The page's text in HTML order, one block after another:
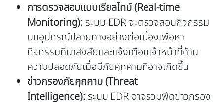
การตรวจสอบแบบเรียลไทม์ (Real-time
Monitoring): ระบบ EDR จะตรวจสอบกิจกรรม
บนอุปกรณ์ปลายทางอย่างต่อเนื่องเพื่อหา
กิจกรรมที่น่าสงสัยและแจ้งเตือนเจ้าหน้าที่ด้าน
ความปลอดภัยเมื่อมีภัยคุกคามที่อาจเกิดขึ้น
ข่าวกรองภัยคุกคาม (Threat
Intelligence): ระบบ EDR อาจรวมฟีดข่าวกรอง